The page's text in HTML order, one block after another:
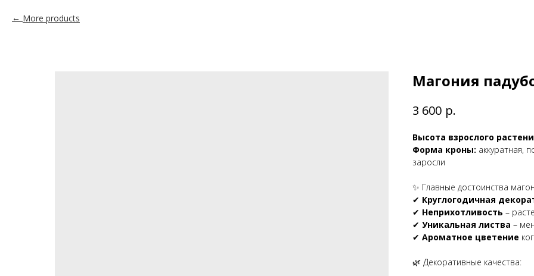
More products
Магония
3 600 р.
Высота взрослого
Форма кроны: аккуратная,
заросли
✨ Главные достоинства
✔ Круглогодичная
✔ Неприхотливость –
✔ Уникальная листва –
✔ Ароматное цветение
🌿 Декоративные качества: